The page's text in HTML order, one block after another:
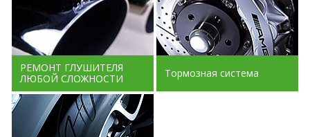
РЕМОНТ ГЛУШИТЕЛЯ
ЛЮБОЙ СЛОЖНОСТИ
Тормозная система